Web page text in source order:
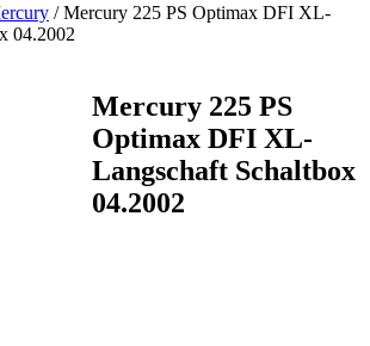
/ Mercury 225 PS Optimax DFI XL-
04.2002
Mercury 225 PS
Optimax DFI XL-
Langschaft Schaltbox
04.2002